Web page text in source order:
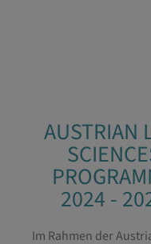
AUSTRIAN
2024 -
Im Rahmen der